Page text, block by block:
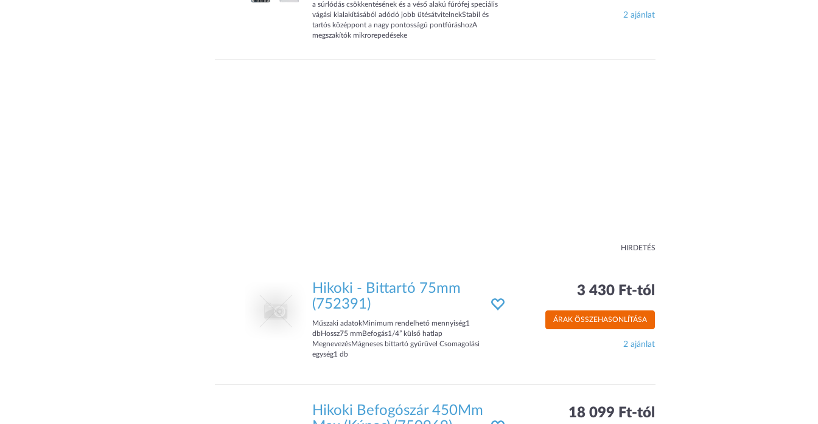
a súrlódás csökkentésének és a véső alakú fúrófej speciális
vágási kialakításából adódó jobb ütésátvitelnekStabil és
tartós középpont a nagy pontosságú pontfúráshozA
megszakítók mikrorepedéseke
2 ajánlat
HIRDETÉS
Hikoki - Bittartó 75mm
(752391)
Műszaki adatokMinimum rendelhető mennyiség1
dbHossz75 mmBefogás1/4” külső hatlap
MegnevezésMágneses bittartó gyűrűvel Csomagolási
egység1 db
3 430 Ft-tól
ÁRAK ÖSSZEHASONLÍTÁSA
2 ajánlat
Hikoki Befogószár 450Mm
18 099 Ft-tól